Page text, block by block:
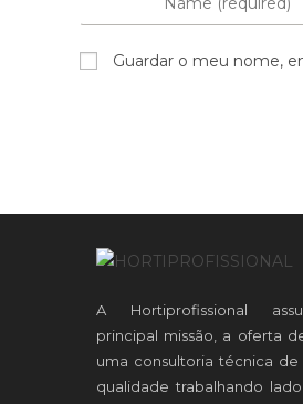
Guardar o meu nome,
A Hortiprofissional
principal missão, a oferta
uma consultoria técnica
qualidade trabalhando